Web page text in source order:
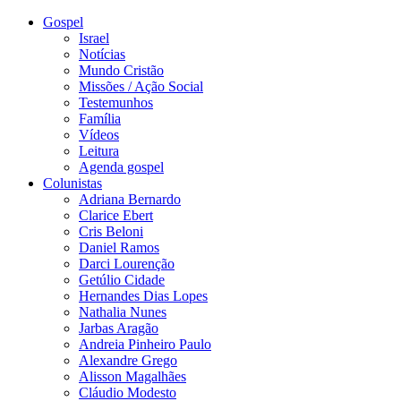
Gospel
Israel
Notícias
Mundo Cristão
Missões / Ação Social
Testemunhos
Família
Vídeos
Leitura
Agenda gospel
Colunistas
Adriana Bernardo
Clarice Ebert
Cris Beloni
Daniel Ramos
Darci Lourenção
Getúlio Cidade
Hernandes Dias Lopes
Nathalia Nunes
Jarbas Aragão
Andreia Pinheiro Paulo
Alexandre Grego
Alisson Magalhães
Cláudio Modesto